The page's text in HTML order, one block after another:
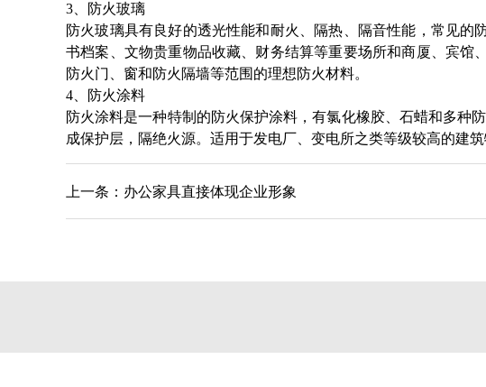
3、防火玻璃
防火玻璃具有良好的透光性能和耐火、隔热、隔音性能，常见
书档案、文物贵重物品收藏、财务结算等重要场所和商厦、宾
防火门、窗和防火隔墙等范围的理想防火材料。
4、防火涂料
防火涂料是一种特制的防火保护涂料，有氯化橡胶、石蜡和多种
成保护层，隔绝火源。适用于发电厂、变电所之类等级较高的建
上一条： 办公家具直接体现企业形象